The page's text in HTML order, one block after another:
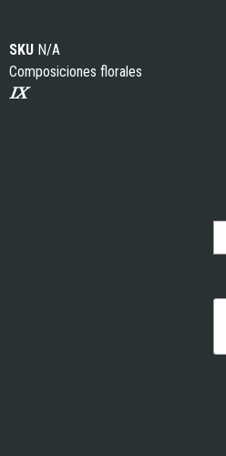
SKU N/A
Composiciones florales
IX